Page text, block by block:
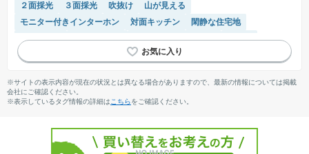
２面採光 ３面採光 吹抜け
山が見える
モニター付きインターホン
対面キッチン
閑静な住宅地
陽当り良好
温水洗浄便座 IHクッキングヒーター
食洗機
システムキッチン
窓付き浴室
※サイトの表示内容が現在の状況とは異なる場合がありますので、最新の情報については掲載
会社にご確認ください。
※表示しているタグ情報の詳細は こちらをご確認ください。